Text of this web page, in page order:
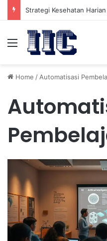
Menu
Home / Automatisasi